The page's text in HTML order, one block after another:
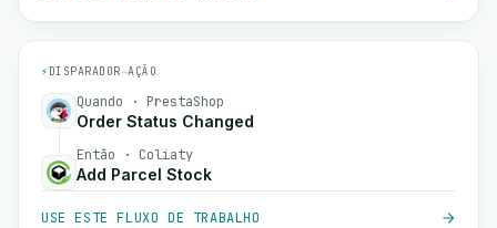
⚡ DISPARADOR→AÇÃO
Quando · PrestaShop
Order Status Changed
Então · Coliaty
Add Parcel Stock
USE ESTE FLUXO DE TRABALHO